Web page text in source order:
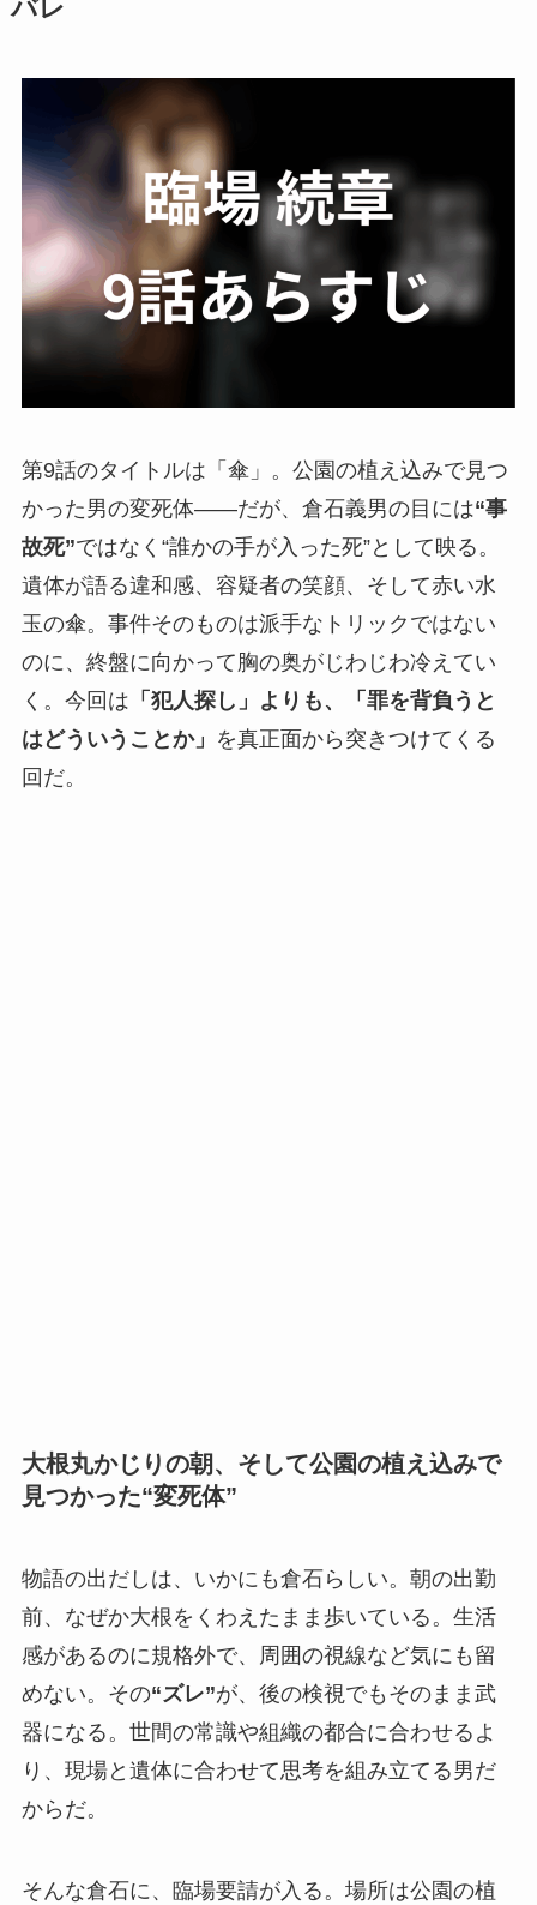
バレ
第9話のタイトルは「傘」。公園の植え込みで見つ
かった男の変死体――だが、倉石義男の目には“事
故死”ではなく“誰かの手が入った死”として映る。
遺体が語る違和感、容疑者の笑顔、そして赤い水
玉の傘。事件そのものは派手なトリックではない
のに、終盤に向かって胸の奥がじわじわ冷えてい
く。今回は 「犯人探し」よりも、「罪を背負うと
はどういうことか」 を真正面から突きつけてくる
回だ。
大根丸かじりの朝、そして公園の植え込みで
見つかった“変死体”
物語の出だしは、いかにも倉石らしい。朝の出勤
前、なぜか大根をくわえたまま歩いている。生活
感があるのに規格外で、周囲の視線など気にも留
めない。その“ズレ”が、後の検視でもそのまま武
器になる。世間の常識や組織の都合に合わせるよ
り、現場と遺体に合わせて思考を組み立てる男だ
からだ。
そんな倉石に、臨場要請が入る。場所は公園の植